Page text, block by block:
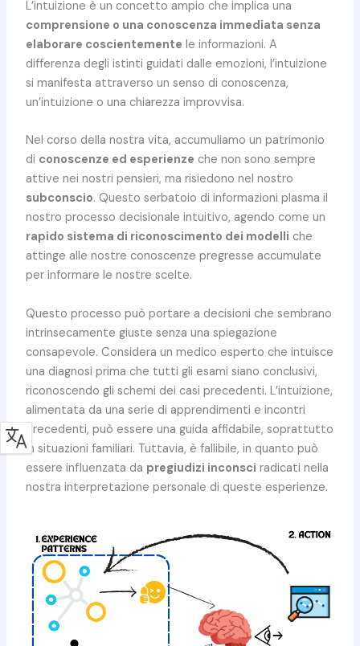
L’intuizione è un concetto ampio che implica una
comprensione o una conoscenza immediata senza
elaborare coscientemente le informazioni. A
differenza degli istinti guidati dalle emozioni, l’intuizione
si manifesta attraverso un senso di conoscenza,
un’intuizione o una chiarezza improvvisa.
Nel corso della nostra vita, accumuliamo un patrimonio
di conoscenze ed esperienze che non sono sempre
attive nei nostri pensieri, ma risiedono nel nostro
subconscio. Questo serbatoio di informazioni plasma il
nostro processo decisionale intuitivo, agendo come un
rapido sistema di riconoscimento dei modelli che
attinge alle nostre conoscenze pregresse accumulate
per informare le nostre scelte.
Questo processo può portare a decisioni che sembrano
intrinsecamente giuste senza una spiegazione
consapevole. Considera un medico esperto che intuisce
una diagnosi prima che tutti gli esami siano conclusivi,
riconoscendo gli schemi dei casi precedenti. L’intuizione,
alimentata da una serie di apprendimenti e incontri
precedenti, può essere una guida affidabile, soprattutto
in situazioni familiari. Tuttavia, è fallibile, in quanto può
essere influenzata da pregiudizi inconsci radicati nella
nostra interpretazione personale di queste esperienze.